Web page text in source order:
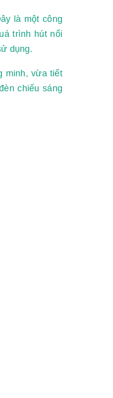
là một công
trình hút nổi
dụng.
minh, vừa tiết
chiếu sáng